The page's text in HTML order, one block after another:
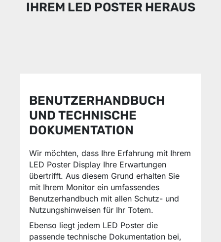
IHREM LED POSTER HERAUS
BENUTZERHANDBUCH
UND TECHNISCHE
DOKUMENTATION
Wir möchten, dass Ihre Erfahrung mit Ihrem
LED Poster Display Ihre Erwartungen
übertrifft. Aus diesem Grund erhalten Sie
mit Ihrem Monitor ein umfassendes
Benutzerhandbuch mit allen Schutz- und
Nutzungshinweisen für Ihr Totem.
Ebenso liegt jedem LED Poster die
passende technische Dokumentation bei,